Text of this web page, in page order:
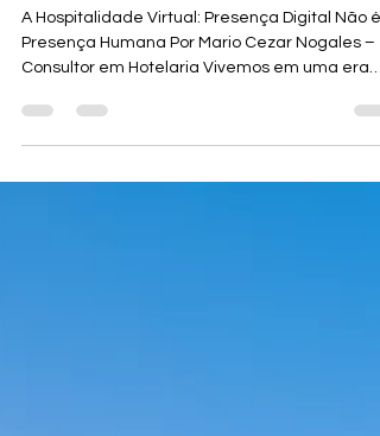
4 de jun. de 2025
3 min de leitura
A Hospitalidade Virtual:
Consultor em Hotelaria Vivemos em uma era